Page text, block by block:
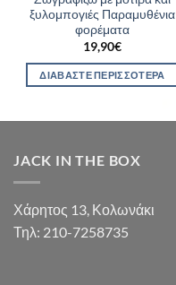
ξυλομπογιές Παραμυθένια
φορέματα
19,90€
ΔΙΑΒΆΣΤΕ ΠΕΡΙΣΣΌΤΕΡΑ
JACK IN THE BOX
Χάρητος 13, Κολωνάκι
Τηλ: 210-7258735